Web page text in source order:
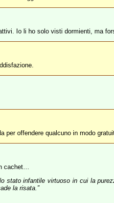
Io li ho solo visti dormienti, ma
per offendere qualcuno in modo
cachet…
stato infantile virtuoso in cui la
la risata.”